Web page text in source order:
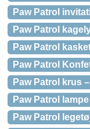
Paw Patrol
Paw Patrol
Paw Patrol
Paw Patrol
Paw Patrol krus –
Paw Patrol
Paw Patrol